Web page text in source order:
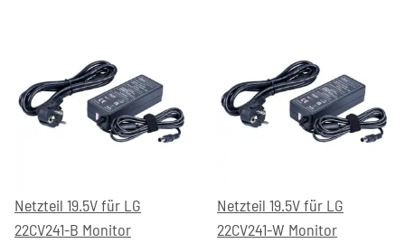
Netzteil 19.5V für LG
22CV241-B Monitor
Netzteil 19.5V für LG
22CV241-W Monitor